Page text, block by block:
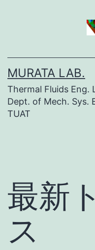
ン
ツ
ス
MURATA LAB.
Thermal Fluids Eng.
Dept. of Mech. Sys.
TUAT
最新
ス